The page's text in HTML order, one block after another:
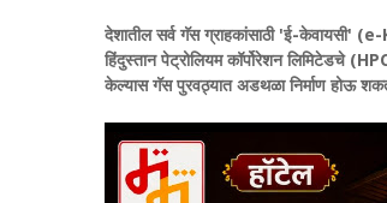
देशातील सर्व गॅस ग्राहकांसाठी 'ई-केवायसी'
हिंदुस्तान पेट्रोलियम कॉर्पोरेशन लिमिटेडचे
केल्यास गॅस पुरवठ्यात अडथळा निर्माण होऊ